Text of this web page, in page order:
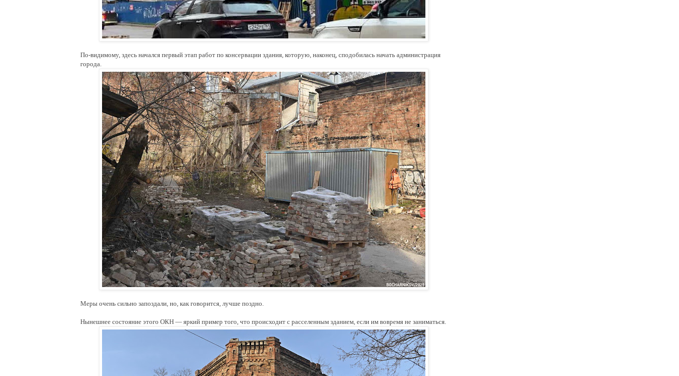
По-видимому, здесь начался первый этап работ по консервации здания, которую, наконец, сподобилась начать администрация
города.
Меры очень сильно запоздали, но, как говорится, лучше поздно.
Нынешнее состояние этого ОКН — яркий пример того, что происходит с расселенным зданием, если им вовремя не заниматься.